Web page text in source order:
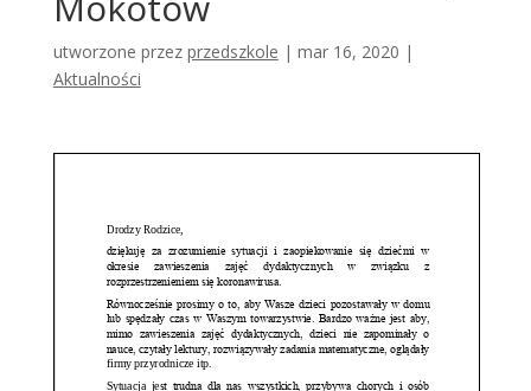
utworzone przez przedszkole | mar 16, 2020 |
Aktualności